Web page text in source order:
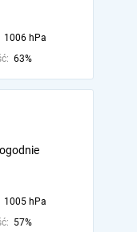
1006 hPa
63%
1005 hPa
57%